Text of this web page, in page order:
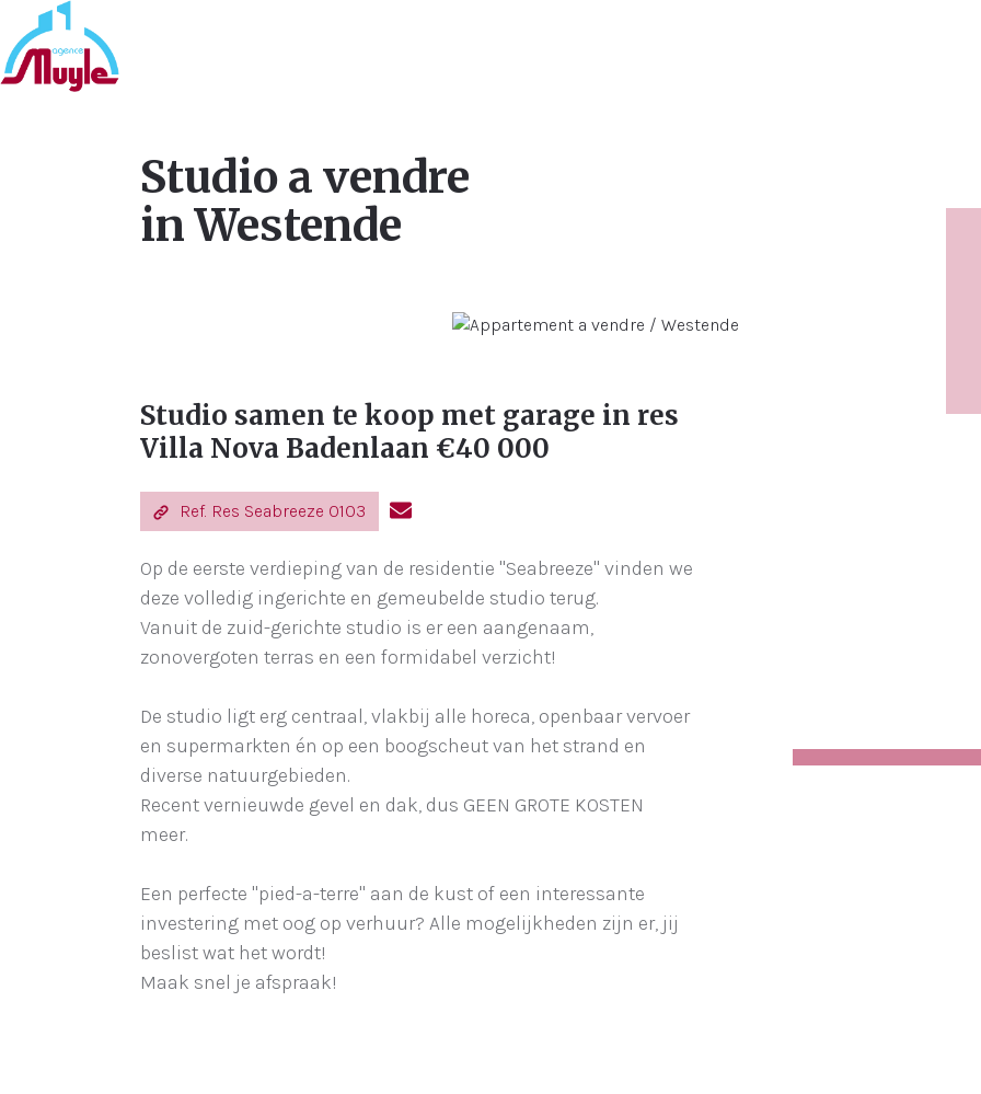
Studio a vendre
in Westende
Studio samen te koop met garage in res
Villa Nova Badenlaan €40 000
Ref. Res Seabreeze 0103
Op de eerste verdieping van de residentie "Seabreeze" vinden we
deze volledig ingerichte en gemeubelde studio terug.
Vanuit de zuid-gerichte studio is er een aangenaam,
zonovergoten terras en een formidabel verzicht!
De studio ligt erg centraal, vlakbij alle horeca, openbaar vervoer
en supermarkten én op een boogscheut van het strand en
diverse natuurgebieden.
Recent vernieuwde gevel en dak, dus GEEN GROTE KOSTEN
meer.
Een perfecte "pied-a-terre" aan de kust of een interessante
investering met oog op verhuur? Alle mogelijkheden zijn er, jij
beslist wat het wordt!
Maak snel je afspraak!